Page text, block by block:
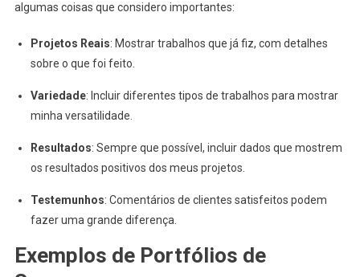
algumas coisas que considero importantes:
Projetos Reais: Mostrar trabalhos que já fiz, com detalhes
sobre o que foi feito.
Variedade: Incluir diferentes tipos de trabalhos para mostrar
minha versatilidade.
Resultados: Sempre que possível, incluir dados que mostrem
os resultados positivos dos meus projetos.
Testemunhos: Comentários de clientes satisfeitos podem
fazer uma grande diferença.
Exemplos de Portfólios de